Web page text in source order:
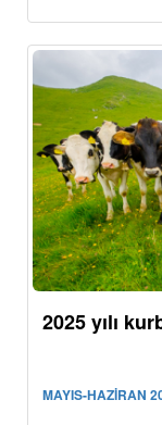
2025 yılı
MAYIS-HAZİRAN